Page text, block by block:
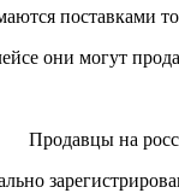
поставками
они могут
Продавцы на